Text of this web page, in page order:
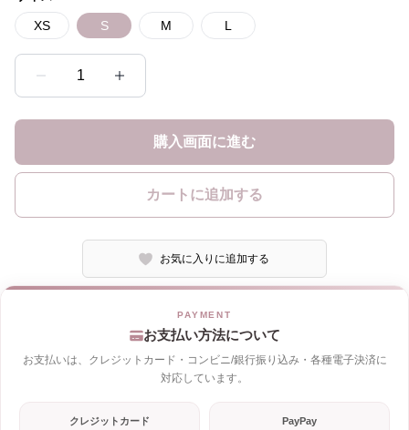
XS S M L
1
購入画面に進む
カートに追加する
お気に入りに追加する
お支払い方法について
お支払いは、クレジットカード・コンビニ/銀行振り込み・各種電子決済に
対応しています。
クレジットカード PayPay